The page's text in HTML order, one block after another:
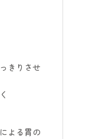
きりさせ
よる胃の